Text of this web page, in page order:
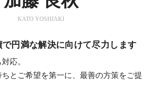
KATO YOSHIAKI
円満な解決に向けて尽力します
応。
とご希望を第一に、最善の方策をご提